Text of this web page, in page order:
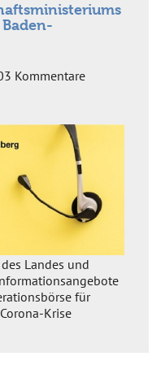
Kommentare
Landes und
für
Krise